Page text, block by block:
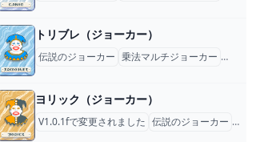
トリブレ（ジョーカー）
伝説のジョーカー 乗法マルチジョーカー ジョーカ
ヨリック（ジョーカー）
V1.0.1fで変更されました 伝説のジョーカー 乗法マ